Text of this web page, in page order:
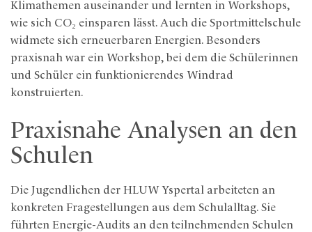
Klimathemen auseinander und lernten in Workshops,
wie sich CO₂ einsparen lässt. Auch die Sportmittelschule
widmete sich erneuerbaren Energien. Besonders
praxisnah war ein Workshop, bei dem die Schülerinnen
und Schüler ein funktionierendes Windrad
konstruierten.
Praxisnahe Analysen an den
Schulen
Die Jugendlichen der HLUW Yspertal arbeiteten an
konkreten Fragestellungen aus dem Schulalltag. Sie
führten Energie-Audits an den teilnehmenden Schulen